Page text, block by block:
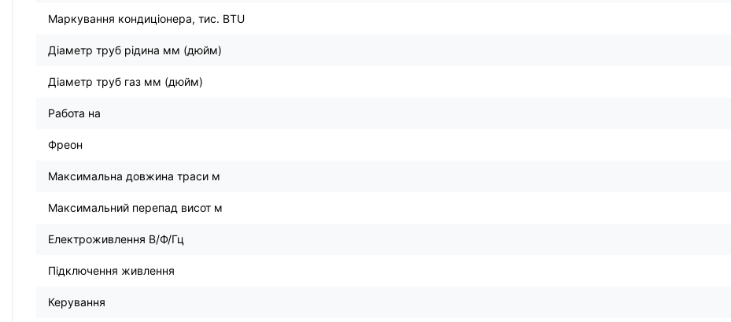
Маркування кондиціонера, тис. BTU
Діаметр труб рідина мм (дюйм)
Діаметр труб газ мм (дюйм)
Работа на
Фреон
Максимальна довжина траси м
Максимальний перепад висот м
Електроживлення В/Ф/Гц
Підключення живлення
Керування